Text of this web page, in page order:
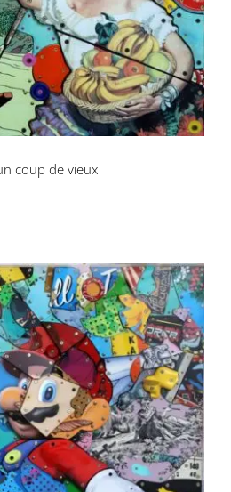
coup de vieux
– Super Mario